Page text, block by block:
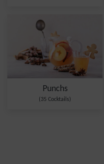
Punchs
(35 Cocktails)